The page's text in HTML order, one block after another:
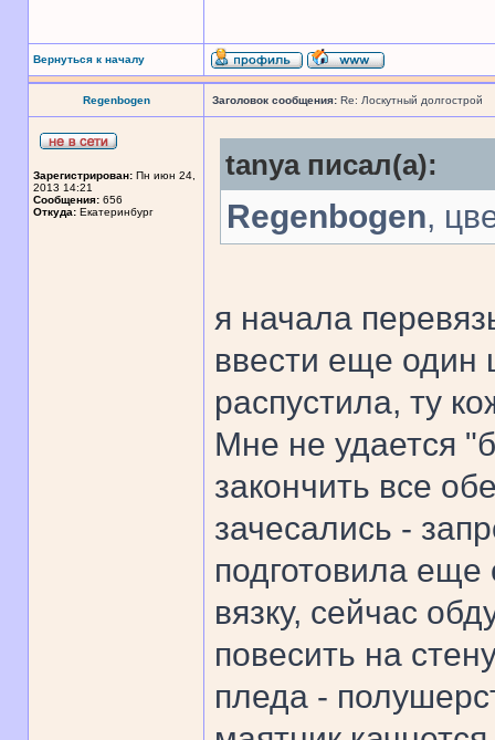
Вернуться к началу
Regenbogen Заголовок сообщения: Re: Лоскутный долгострой
Зарегистрирован: Пн июн 24,
2013 14:21
Сообщения: 656
Откуда: Екатеринбург
tanya писал(а):
Regenbogen,
я начала
ввести еще один
распустила, ту
Мне не удается
закончить все
зачесались -
подготовила еще
вязку, сейчас
повесить на
пледа -